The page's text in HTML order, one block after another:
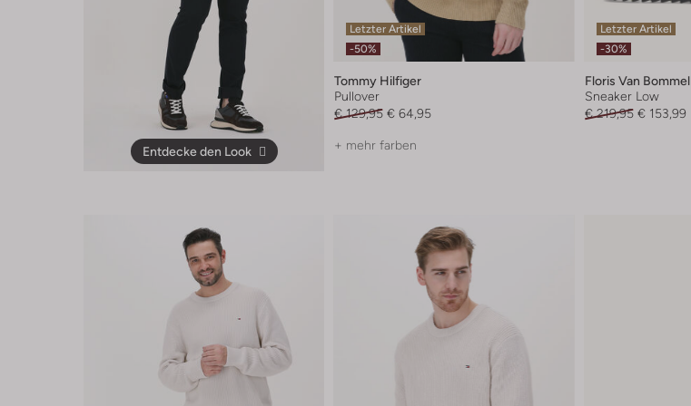
Entdecke den Look
Letzter Artikel
-50%
Tommy Hilfiger
Pullover
€ 129,95 € 64,95
+ mehr farben
Letzter Artikel
-30%
Floris Van Bommel
Sneaker Low
€ 219,95 € 153,99